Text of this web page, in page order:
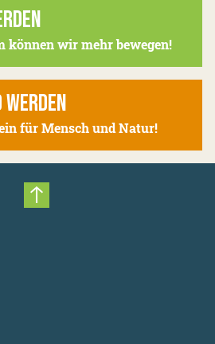
können wir mehr bewegen!
für Mensch und Natur!
Nach oben scrollen